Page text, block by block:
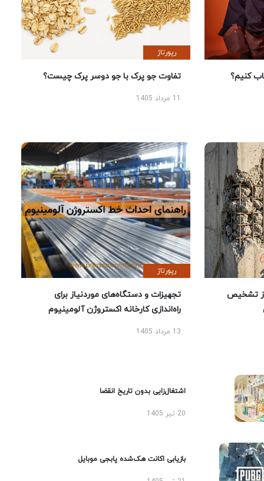
کنیم؟
رپورتاژ
تفاوت جو پرک با جو دوسر پرک چیست؟
تشخیص
رپورتاژ
تجهیزات و دستگاه‌های موردنیاز برای
راه‌اندازی کارخانه اکستروژن آلومینیوم
13 مرداد 1405
اشتغال‌زایی بدون تاریخ انقضا
20 تیر 1405
بازیابی اکانت هک‌شده پابجی موبایل